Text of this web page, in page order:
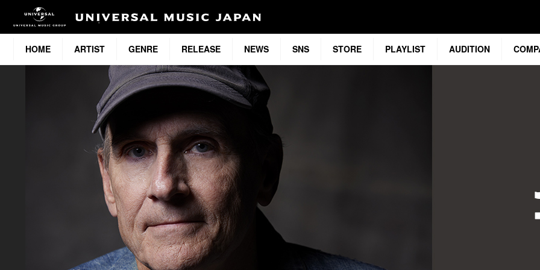
HOME ARTIST GENRE RELEASE NEWS SNS STORE PLAYLIST AUDITION